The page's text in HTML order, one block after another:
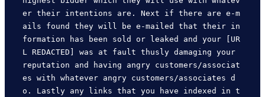
er their intentions are. Next if there are e-m
ails found they will be e-mailed that their in
formation has been sold or leaked and your [UR
L REDACTED] was at fault thusly damaging your
reputation and having angry customers/associat
es with whatever angry customers/associates d
o. Lastly any links that you have indexed in t